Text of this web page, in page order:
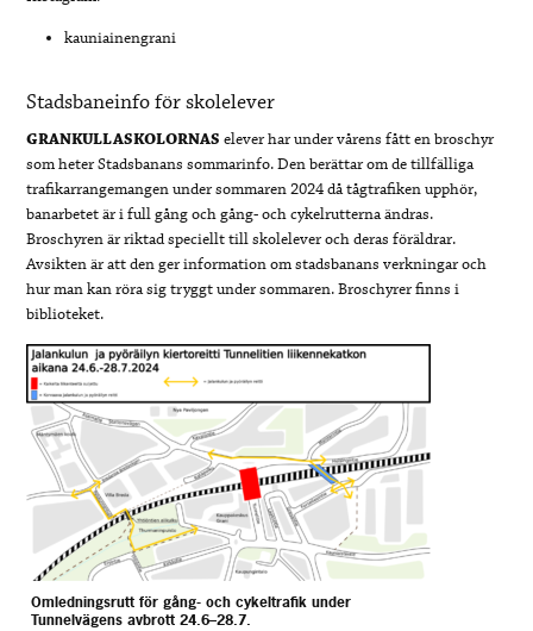
kauniainengrani
Stadsbaneinfo för skolelever
GRANKULLASKOLORNAS elever har under vårens fått en broschyr
som heter Stadsbanans sommarinfo. Den berättar om de tillfälliga
trafikarrangemangen under sommaren 2024 då tågtrafiken upphör,
banarbetet är i full gång och gång- och cykelrutterna ändras.
Broschyren är riktad speciellt till skolelever och deras föräldrar.
Avsikten är att den ger information om stadsbanans verkningar och
hur man kan röra sig tryggt under sommaren. Broschyrer finns i
biblioteket.
Omledningsrutt för gång- och cykeltrafik under
Tunnelvägens avbrott 24.6–28.7.